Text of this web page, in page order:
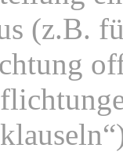
(z.B.